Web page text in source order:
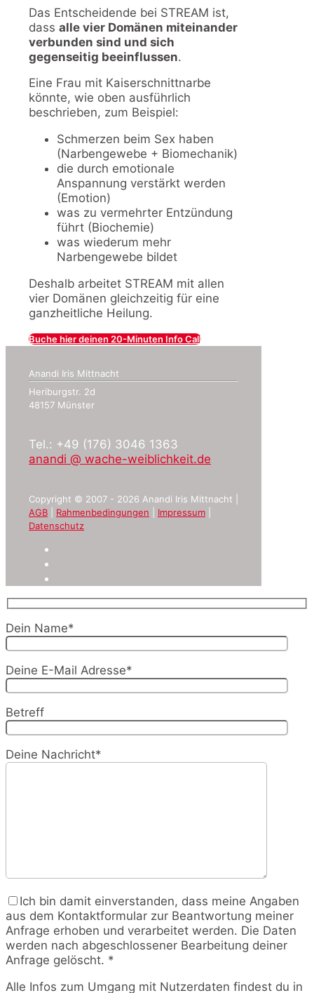
Das Entscheidende bei STREAM ist,
dass alle vier Domänen miteinander
verbunden sind und sich
gegenseitig beeinflussen.
Eine Frau mit Kaiserschnittnarbe
könnte, wie oben ausführlich
beschrieben, zum Beispiel:
Schmerzen beim Sex haben
(Narbengewebe + Biomechanik)
die durch emotionale
Anspannung verstärkt werden
(Emotion)
was zu vermehrter Entzündung
führt (Biochemie)
was wiederum mehr
Narbengewebe bildet
Deshalb arbeitet STREAM mit allen
vier Domänen gleichzeitig für eine
ganzheitliche Heilung.
Buche hier deinen 20-Minuten Info Call
Anandi Iris Mittnacht
Heriburgstr. 2d
48157 Münster
Tel.: +49 (176) 3046 1363
anandi @ wache-weiblichkeit.de
Copyright © 2007 - 2026 Anandi Iris Mittnacht |
AGB
Rahmenbedingungen Impressum
Datenschutz
Dein Name*
Deine E-Mail Adresse*
Betreff
Deine Nachricht*
Ich bin damit einverstanden, dass meine Angaben
aus dem Kontaktformular zur Beantwortung meiner
Anfrage erhoben und verarbeitet werden. Die Daten
werden nach abgeschlossener Bearbeitung deiner
Anfrage gelöscht. *
Alle Infos zum Umgang mit Nutzerdaten findest du in